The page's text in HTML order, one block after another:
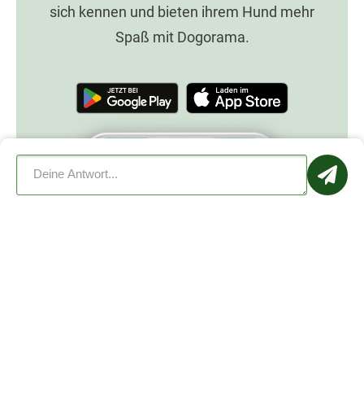
sich kennen und bieten ihrem Hund mehr
Spaß mit Dogorama.